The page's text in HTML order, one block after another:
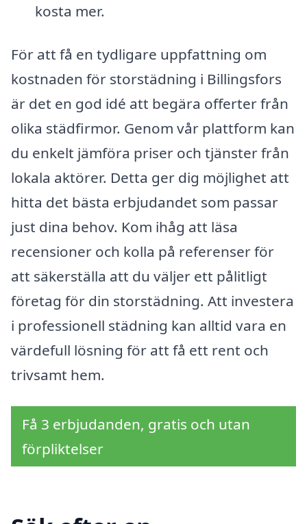
kosta mer.
För att få en tydligare uppfattning om
kostnaden för storstädning i Billingsfors
är det en god idé att begära offerter från
olika städfirmor. Genom vår plattform kan
du enkelt jämföra priser och tjänster från
lokala aktörer. Detta ger dig möjlighet att
hitta det bästa erbjudandet som passar
just dina behov. Kom ihåg att läsa
recensioner och kolla på referenser för
att säkerställa att du väljer ett pålitligt
företag för din storstädning. Att investera
i professionell städning kan alltid vara en
värdefull lösning för att få ett rent och
trivsamt hem.
Få 3 erbjudanden, gratis och utan
förpliktelser